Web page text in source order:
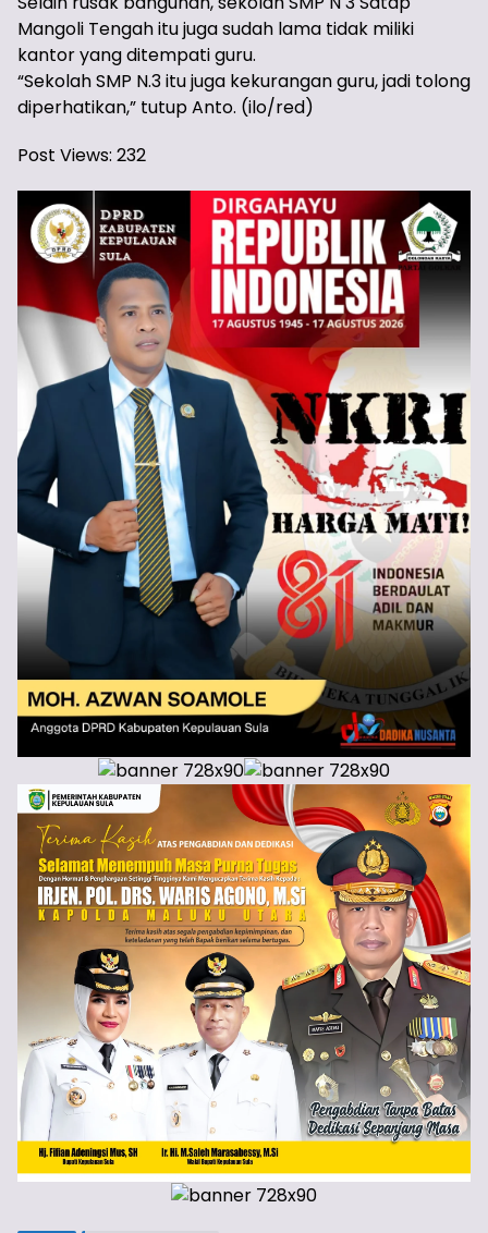
Mangoli Tengah itu juga sudah lama tidak miliki
kantor yang ditempati guru.
“Sekolah SMP N.3 itu juga kekurangan guru, jadi tolong
diperhatikan,” tutup Anto. (ilo/red)
Post Views: 232